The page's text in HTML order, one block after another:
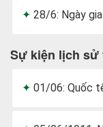
28/6: Ngày
Sự kiện lịch sử
01/06: Quốc